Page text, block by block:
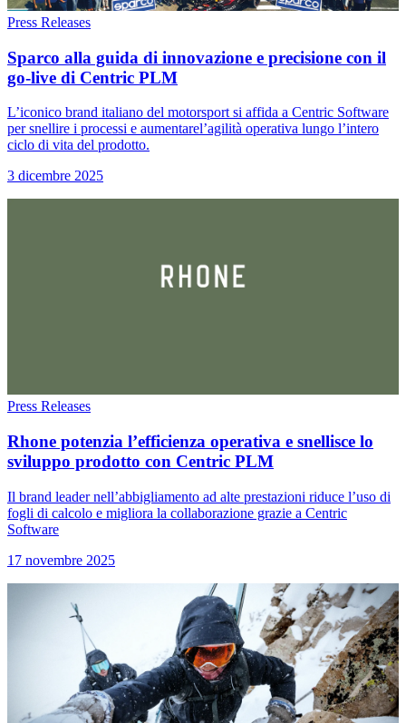
Press Releases
Sparco alla guida di innovazione e precisione con il
go-live di Centric PLM
L’iconico brand italiano del motorsport si affida a Centric Software
per snellire i processi e aumentarel’agilità operativa lungo l’intero
ciclo di vita del prodotto.
3 dicembre 2025
Press Releases
Rhone potenzia l’efficienza operativa e snellisce lo
sviluppo prodotto con Centric PLM
Il brand leader nell’abbigliamento ad alte prestazioni riduce l’uso di
fogli di calcolo e migliora la collaborazione grazie a Centric
Software
17 novembre 2025